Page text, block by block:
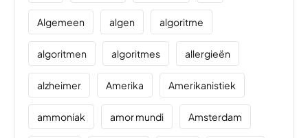
Algemeen algen algoritme
algoritmen algoritmes allergieën
alzheimer Amerika Amerikanistiek
ammoniak amor mundi Amsterdam